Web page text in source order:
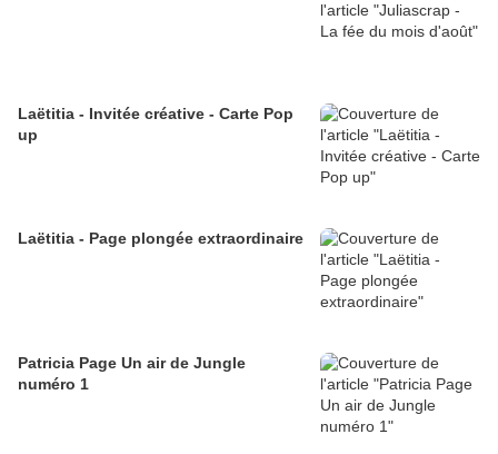
Laëtitia - Invitée créative - Carte Pop
up
Laëtitia - Page plongée extraordinaire
Patricia Page Un air de Jungle
numéro 1